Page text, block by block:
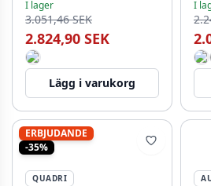
rostfri Bristol kökskran
I lager
3.051,46 SEK
2.824,90 SEK
Lägg i varukorg
I
ERBJUDANDE
-35%
QUADRI